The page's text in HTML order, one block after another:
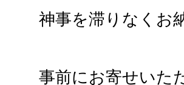
神事を滞りなくお
事前にお寄せいた